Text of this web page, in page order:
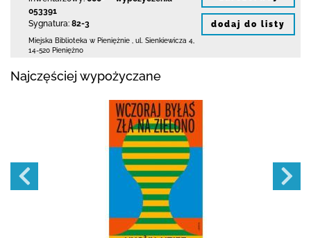
053391
Sygnatura: 82-3
Miejska Biblioteka w Pieniężnie ul. Sienkiewicza 4
14-520 Pieniężno
dodaj do listy
Najczęściej wypożyczane